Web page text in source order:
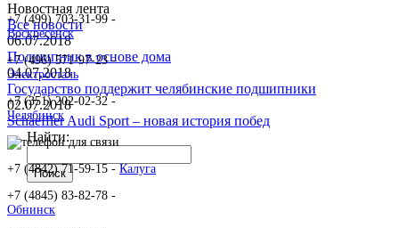
Новостная лента
Все новости
06.07.2018
Подшипник в основе дома
04.07.2018
Государство поддержит челябинские подшипники
02.07.2018
Schaeffler Audi Sport – новая история побед
Найти:
+7 (499) 703-31-99 -
Воскресенск
+7 (496) 571-97-23 -
Электросталь
+7 (351) 202-02-32 -
Челябинск
+7 (4842) 71-59-15 -Калуга
+7 (4845) 83-82-78 -
Обнинск